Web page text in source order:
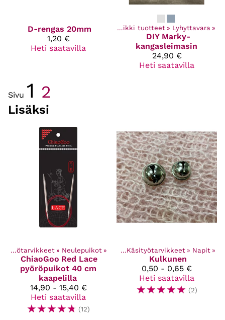
D-rengas 20mm
1,20 €
Heti saatavilla
Kaikki tuotteet ‪» Lyhyttavara ‪»
DIY Marky-
kangasleimasin
24,90 €
Heti saatavilla
Sivu 1 2
Lisäksi
Käsityötarvikkeet ‪» Neulepuikot ‪»
ChiaoGoo Red Lace
pyöröpuikot 40 cm
kaapelilla
14,90 - 15,40 €
Heti saatavilla
☆☆☆☆☆ (12)
Kaikki tuotteet ‪» Käsityötarvikkeet ‪» Napit ‪»
Kulkunen
0,50 - 0,65 €
Heti saatavilla
☆☆☆☆☆ (2)